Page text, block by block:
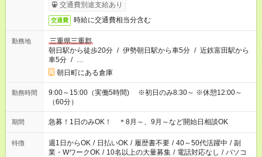
交通費別途支給あり
交通費 時給に交通費相当分含む
勤務地
三重県三重郡
朝日駅から徒歩20分 / 伊勢朝日駅から車5分 / 近鉄富田駅から
車5分 / …
朝日町にある倉庫
勤務時間
9:00～15:00（実働5時間) ※初日のみ8:30～ ※休憩12:00～
（60分）
期間 急募！1日のみOK！ ＊8月～、9月～など開始日相談OK
特徴 週1日からOK / 日払いOK / 履歴書不要 / 40～50代活躍中 / 副
業・WワークOK / 10名以上の大量募集 / 電話対応なし / パソコ